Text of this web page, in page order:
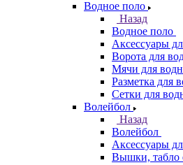
Водное поло
Назад
Водное поло
Аксессуары
Ворота для
Мячи для
Разметка для
Сетки для
Волейбол
Назад
Волейбол
Аксессуары
Вышки, табло